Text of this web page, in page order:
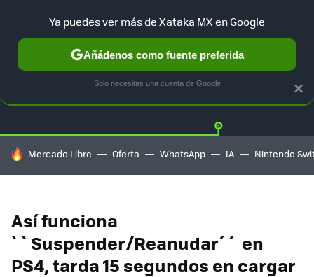
Twitter
HOY SE HABLA DE
Mercado Libre Oferta WhatsApp IA Nintendo
Así funciona
``Suspender/Reanudar´´ en
PS4, tarda 15 segundos en cargar
×
Ya puedes ver más de Xataka MX en Google
Añádenos como fuente preferida
Solo necesitas una cuenta de Google